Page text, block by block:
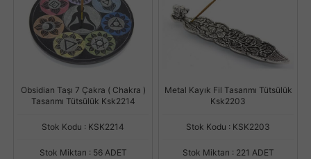
Obsidian Taşı 7 Çakra ( Chakra )
Tasarımı Tütsülük Ksk2214
Stok Kodu : KSK2214
Stok Miktarı : 56 ADET
Metal Kayık Fil Tasarımı Tütsülük
Ksk2203
Stok Kodu : KSK2203
Stok Miktarı : 221 ADET